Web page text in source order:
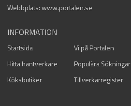
Webbplats: www.portalen.se
INFORMATION
Startsida Vi på Portalen
Hitta hantverkare
Populära Sökningar
Köksbutiker
Tillverkarregister